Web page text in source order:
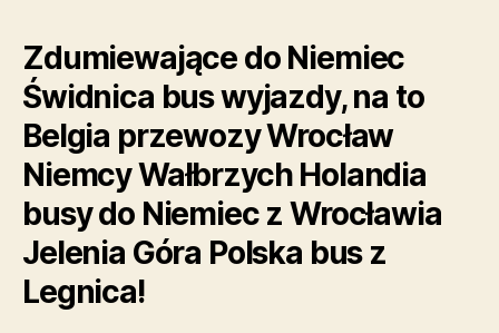
Zdumiewające do Niemiec
Świdnica bus wyjazdy, na to
Belgia przewozy Wrocław
Niemcy Wałbrzych Holandia
busy do Niemiec z Wrocławia
Jelenia Góra Polska bus z
Legnica!